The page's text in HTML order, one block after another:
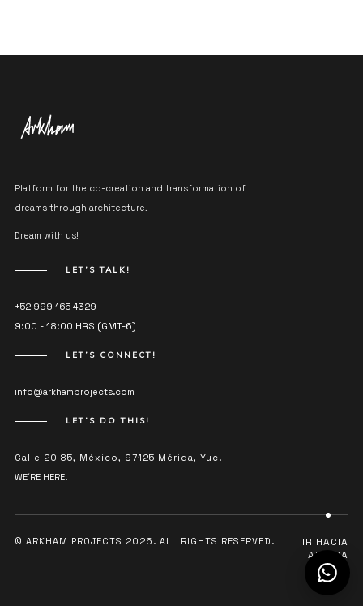
Platform for the co-creation and transformation of
dreams through architecture.
Dream with us!
LET’S TALK!
+52 999 165 4329
9:00 - 18:00 HRS (GMT-6)
LET’S CONNECT!
info@arkhamprojects.com
LET’S DO THIS!
Calle 20 85, México, 97125 Mérida, Yuc.
WE´RE HERE!
© ARKHAM PROJECTS 2026. ALL RIGHTS RESERVED.
IR HACIA
ARRIBA